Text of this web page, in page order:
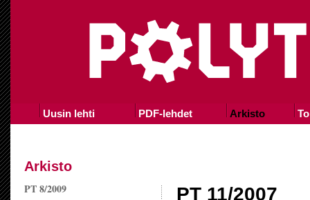
Uusin lehti PDF-lehdet Arkisto
Arkisto
PT 8/2009
PT 11/2007